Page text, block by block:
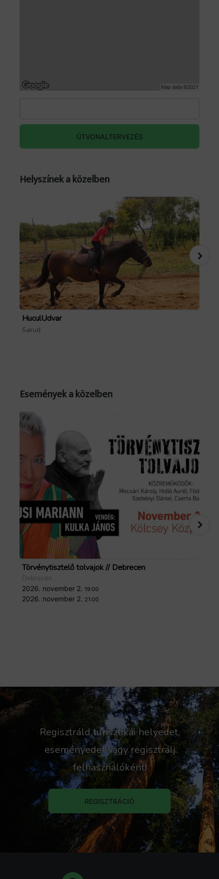
Forrás: GoTourist
ÚTVONALTERVEZÉS
Helyszínek a közelben
HuculUdvar
Sarud
Események a közelben
Törvénytisztelő tolvajok // Debrecen
Debrecen
2026. november 2. 19:00
2026. november 2. 21:00
Regisztráld turisztikai helyedet,
eseményedet vagy regisztrálj
felhasználóként!
REGISZTRÁCIÓ